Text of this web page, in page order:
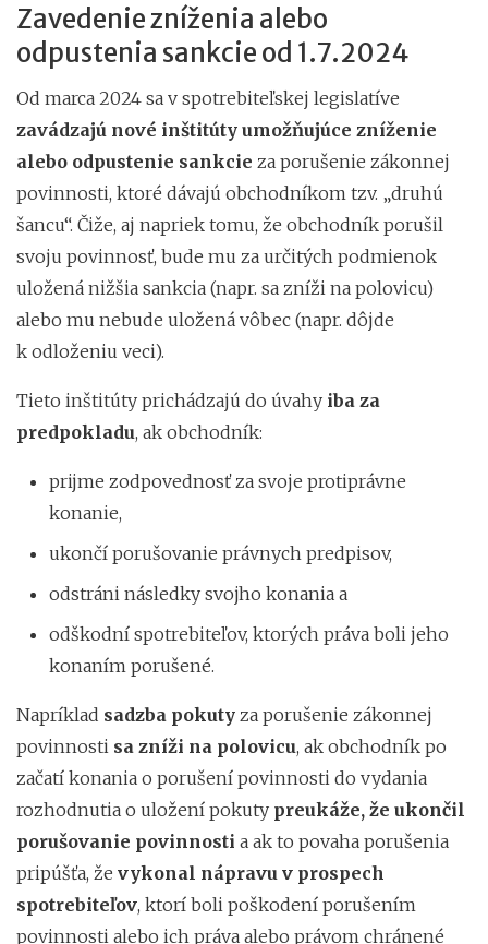
Zavedenie zníženia alebo
odpustenia sankcie od 1.7.2024
Od marca 2024 sa v spotrebiteľskej legislatíve
zavádzajú nové inštitúty umožňujúce zníženie
alebo odpustenie sankcie za porušenie zákonnej
povinnosti, ktoré dávajú obchodníkom tzv. „druhú
šancu“. Čiže, aj napriek tomu, že obchodník porušil
svoju povinnosť, bude mu za určitých podmienok
uložená nižšia sankcia (napr. sa zníži na polovicu)
alebo mu nebude uložená vôbec (napr. dôjde
k odloženiu veci).
Tieto inštitúty prichádzajú do úvahy iba za
predpokladu, ak obchodník:
prijme zodpovednosť za svoje protiprávne
konanie,
ukončí porušovanie právnych predpisov,
odstráni následky svojho konania a
odškodní spotrebiteľov, ktorých práva boli jeho
konaním porušené.
Napríklad sadzba pokuty za porušenie zákonnej
povinnosti sa zníži na polovicu, ak obchodník po
začatí konania o porušení povinnosti do vydania
rozhodnutia o uložení pokuty preukáže, že ukončil
porušovanie povinnosti a ak to povaha porušenia
pripúšťa, že vykonal nápravu v prospech
spotrebiteľov, ktorí boli poškodení porušením
povinnosti alebo ich práva alebo právom chránené